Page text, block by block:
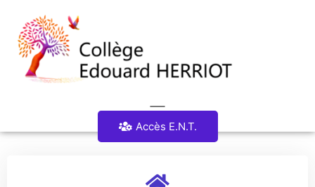
Accès E.N.T.